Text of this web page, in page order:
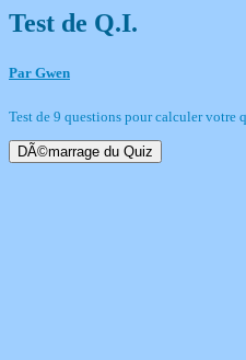
Test de Q.I.
Par Gwen
Test de 9 questions pour calculer votre